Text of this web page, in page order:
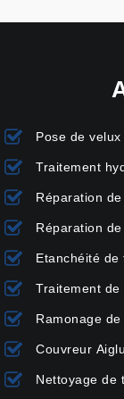
Pose de
Traitement
Réparation
Réparation
Etanchéité
Traitement
Ramonage
Couvreur
Nettoyage de